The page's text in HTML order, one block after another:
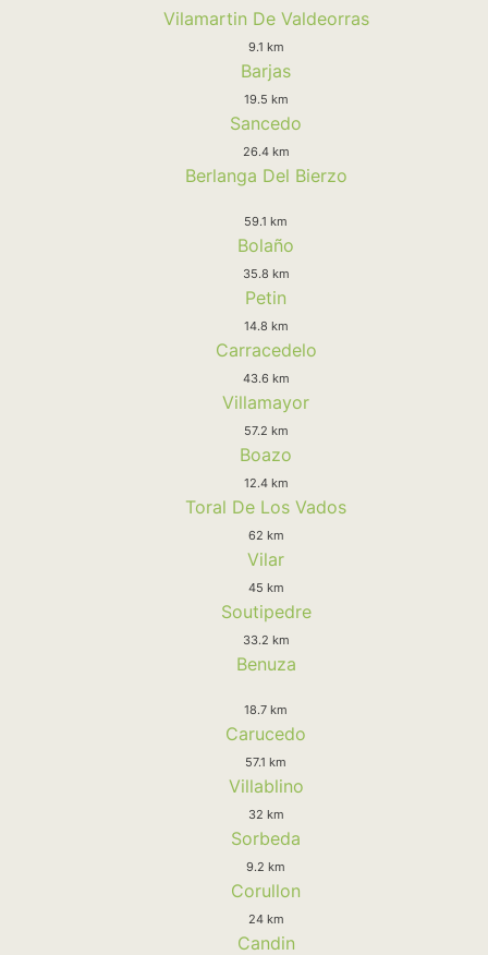
Vilamartin De Valdeorras
9.1 km
Barjas
19.5 km
Sancedo
26.4 km
Berlanga Del Bierzo
59.1 km
Bolaño
35.8 km
Petin
14.8 km
Carracedelo
43.6 km
Villamayor
57.2 km
Boazo
12.4 km
Toral De Los Vados
62 km
Vilar
45 km
Soutipedre
33.2 km
Benuza
18.7 km
Carucedo
57.1 km
Villablino
32 km
Sorbeda
9.2 km
Corullon
24 km
Candin